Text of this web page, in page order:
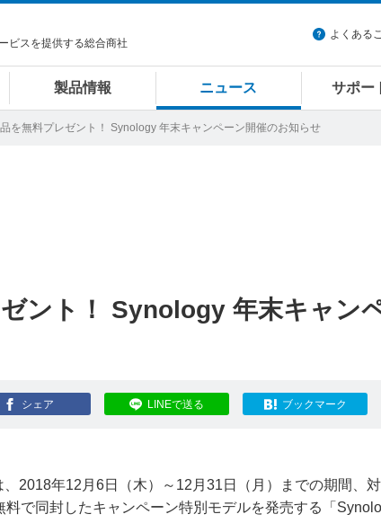
ビスを提供する総合商社
よくある
製品情報 ニュース サポー
を無料プレゼント！ Synology 年末キャンペーン開催のお知らせ
ント！ Synology 年末キャン
シェア LINEで送る ブックマーク
2018年12月6日（木）～12月31日（月）までの期間、
で同封したキャンペーン特別モデルを発売する「